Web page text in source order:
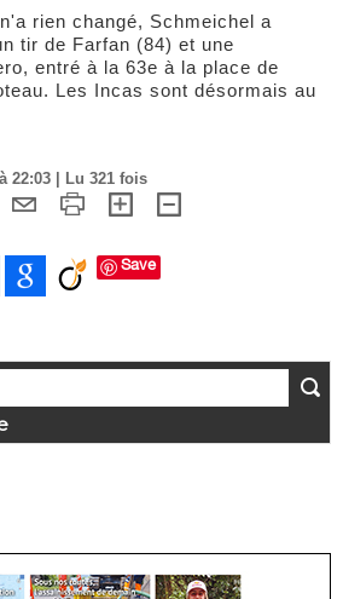
rien changé, Schmeichel a
tir de Farfan (84) et une
entré à la 63e à la place de
Les Incas sont désormais au
22:03 | Lu 321 fois
Save